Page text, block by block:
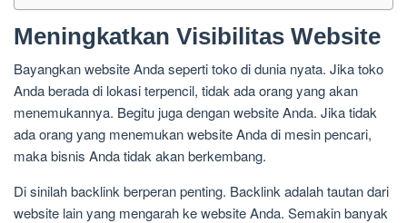
Meningkatkan Visibilitas Website
Bayangkan website Anda seperti toko di dunia nyata. Jika toko
Anda berada di lokasi terpencil, tidak ada orang yang akan
menemukannya. Begitu juga dengan website Anda. Jika tidak
ada orang yang menemukan website Anda di mesin pencari,
maka bisnis Anda tidak akan berkembang.
Di sinilah backlink berperan penting. Backlink adalah tautan dari
website lain yang mengarah ke website Anda. Semakin banyak